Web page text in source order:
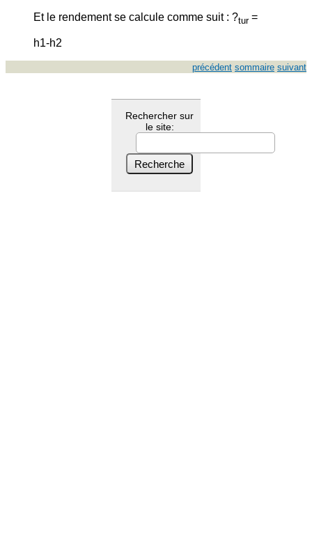
Et le rendement se calcule comme suit : ?tur=
h1-h2
précédent sommaire suivant
Rechercher sur
le site: